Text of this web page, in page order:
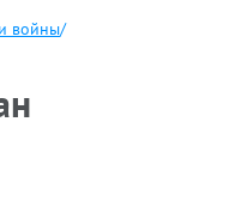
войны/